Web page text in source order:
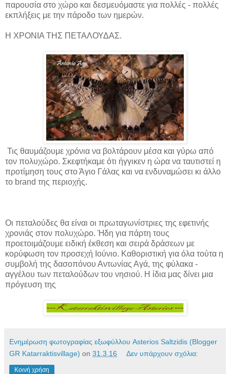
παρουσία στο χώρο και δεσμευόμαστε για πολλές - πολλές
εκπλήξεις με την πάροδο των ημερών.
Η ΧΡΟΝΙΑ ΤΗΣ ΠΕΤΑΛΟΥΔΑΣ.
Τις θαυμάζουμε χρόνια να βολτάρουν μέσα και γύρω από
τον πολυχώρο. Σκεφτήκαμε ότι ήγγικεν η ώρα να ταυτιστεί η
προτίμηση τους στο Άγιο Γάλας και να ενδυναμώσει κι άλλο
το brand της περιοχής.
Οι πεταλούδες θα είναι οι πρωταγωνίστριες της εφετινής
χρονιάς στον πολυχώρο. Ήδη για πάρτη τους
προετοιμάζουμε ειδική έκθεση και σειρά δράσεων με
κορύφωση τον προσεχή Ιούνιο. Καθοριστική για όλα τούτα η
συμβολή της δασοπόνου Αντωνίας Αγά, της φύλακα -
αγγέλου των πεταλούδων του νησιού. Η ίδια μας δίνει μια
πρόγευση της
Ενημέρωση φωτογραφίας εξωφύλλου Asterios Saltzidis (Blogger
GR Katarraktisvillage) on 31.3.16 Δεν υπάρχουν σχόλια:
Κοινή χρήση